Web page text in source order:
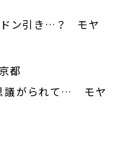
ドン引き…？ モヤ
都
議がられて… モヤ